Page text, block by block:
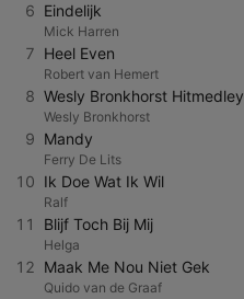
6 Eindelijk
Mick Harren
7 Heel Even
Robert van Hemert
8 Wesly Bronkhorst Hitmedley
Wesly Bronkhorst
9 Mandy
Ferry De Lits
10 Ik Doe Wat Ik Wil
Ralf
11 Blijf Toch Bij Mij
Helga
12 Maak Me Nou Niet Gek
Quido van de Graaf